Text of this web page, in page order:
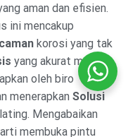
aman dan efisien.
ini mencakup
korosi yang tak
yang akurat melalui
oleh biro
menerapkan Solusi
Mengabaikan
membuka pintu